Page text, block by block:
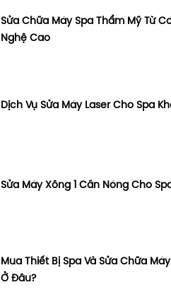
Sửa Chữa Máy Spa Thẩm Mỹ Từ
Nghệ Cao
Dịch Vụ Sửa Máy Laser Cho Spa
Sửa Máy Xông 1 Cần Nóng Cho
Mua Thiết Bị Spa Và Sửa Chữa
Ở Đâu?